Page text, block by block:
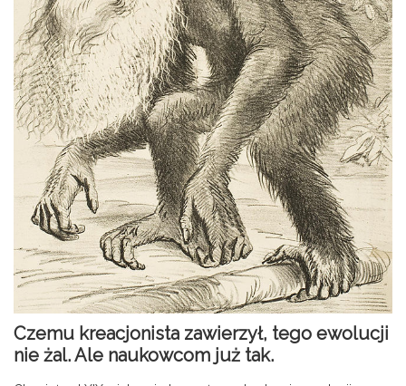
Czemu kreacjonista zawierzył, tego ewolucji
nie żal. Ale naukowcom już tak.